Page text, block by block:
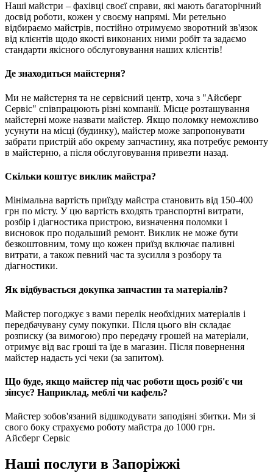
Наші майстри – фахівці своєї справи, які мають багаторічний
досвід роботи, кожен у своєму напрямі. Ми ретельно
відбираємо майстрів, постійно отримуємо зворотний зв'язок
від клієнтів щодо якості виконаних ними робіт та задаємо
стандарти якісного обслуговування наших клієнтів!
Де знаходиться майстерня?
Ми не майстерня та не сервісний центр, хоча з "Айсберг
Сервіс" співпрацюють різні компанії. Місце розташування
майстерні може назвати майстер. Якщо поломку неможливо
усунути на місці (будинку), майстер може запропонувати
забрати пристрій або окрему запчастину, яка потребує ремонту
в майстерню, а після обслуговування привезти назад.
Скільки коштує виклик майстра?
Мінімальна вартість приїзду майстра становить від 150-400
грн по місту. У цю вартість входять транспортні витрати,
розбір і діагностика пристрою, визначення поломки і
висновок про подальший ремонт. Виклик не може бути
безкоштовним, тому що кожен приїзд включає паливні
витрати, а також певний час та зусилля з розбору та
діагностики.
Як відбувається докупка запчастин та матеріалів?
Майстер погоджує з вами перелік необхідних матеріалів і
передбачувану суму покупки. Після цього він складає
розписку (за вимогою) про передачу грошей на матеріали,
отримує від вас гроші та їде в магазин. Після повернення
майстер надасть усі чеки (за запитом).
Що буде, якщо майстер під час роботи щось розіб'є чи
зіпсує? Наприклад, меблі чи кафель?
Майстер зобов'язаний відшкодувати заподіяні збитки. Ми зі
свого боку страхуємо роботу майстра до 1000 грн.
Айсберг Сервіс
Наші послуги в Запоріжжі